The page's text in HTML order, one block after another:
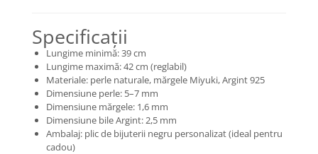
Brățări de picior din Argint
COLIERE
Coliere cu mărgele colorate și
Argint
Coliere cu pietre semiprețioase
Specificații
Lungime minimă: 39 cm
Lungime maximă: 42 cm (reglabil)
Materiale: perle naturale, mărgele Miyuki, Argint 925
Dimensiune perle: 5–7 mm
Dimensiune mărgele: 1,6 mm
Dimensiune bile Argint: 2,5 mm
Ambalaj: plic de bijuterii negru personalizat (ideal pentru
cadou)